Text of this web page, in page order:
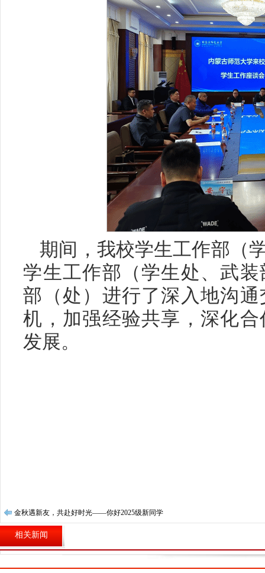
期间，我校学生工作部（
学生工作部（学生处、武
部（处）进行了深入地沟
机，加强经验共享，深化
发展。
金秋遇新友，共赴好时光——你好2025级新同学
相关新闻